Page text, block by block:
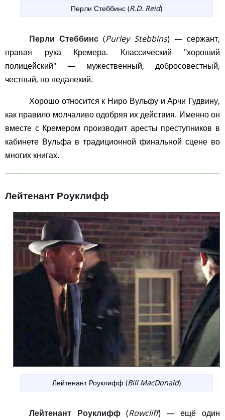
Перли Стеббинс (R.D. Reid)
Перли Стеббинс (Purley Stebbins) — сержант,
правая рука Кремера. Классический "хороший
полицейский" — мужественный, добросовестный,
честный, но недалекий.
Хорошо относится к Ниро Вульфу и Арчи Гудвину,
как правило молчаливо одобряя их действия. Именно он
вместе с Кремером производит аресты преступников в
кабинете Вульфа в традиционной финальной сцене во
многих книгах.
Лейтенант Роуклифф
Лейтенант Роуклифф (Bill MacDonald)
Лейтенант Роуклифф(Rowcliff) — ещё один